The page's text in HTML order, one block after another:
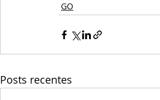
GO
Posts recentes